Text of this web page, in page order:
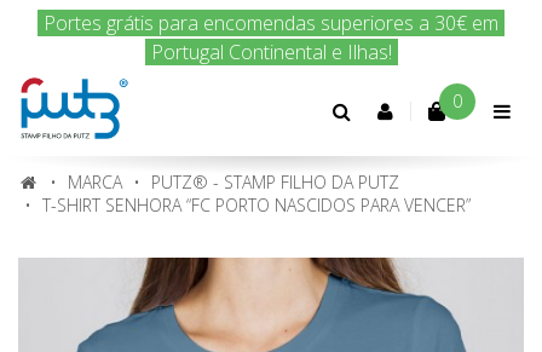
Portes grátis para encomendas superiores a 30€ em
Portugal Continental e Ilhas!
Conta 0
MARCA
PUTZ® - STAMP FILHO DA PUTZ
T-SHIRT SENHORA “FC PORTO NASCIDOS PARA VENCER”